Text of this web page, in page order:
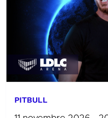
PITBULL